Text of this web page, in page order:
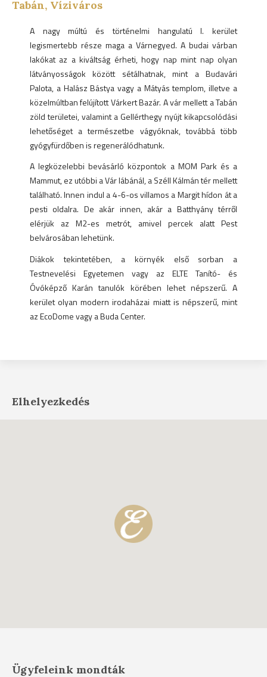
Tabán, Víziváros
A nagy múltú és történelmi hangulatú I. kerület
legismertebb része maga a Várnegyed. A budai várban
lakókat az a kiváltság érheti, hogy nap mint nap olyan
látványosságok között sétálhatnak, mint a Budavári
Palota, a Halász Bástya vagy a Mátyás templom, illetve a
közelmúltban felújított Várkert Bazár. A vár mellett a Tabán
zöld területei, valamint a Gellérthegy nyújt kikapcsolódási
lehetőséget a természetbe vágyóknak, továbbá több
gyógyfürdőben is regenerálódhatunk.
A legközelebbi bevásárló központok a MOM Park és a
Mammut, ez utóbbi a Vár lábánál, a Széll Kálmán tér mellett
található. Innen indul a 4-6-os villamos a Margit hídon át a
pesti oldalra. De akár innen, akár a Batthyány térről
elérjük az M2-es metrót, amivel percek alatt Pest
belvárosában lehetünk.
Diákok tekintetében, a környék első sorban a
Testnevelési Egyetemen vagy az ELTE Tanító- és
Óvóképző Karán tanulók körében lehet népszerű. A
kerület olyan modern irodaházai miatt is népszerű, mint
az EcoDome vagy a Buda Center.
Elhelyezkedés
Ügyfeleink mondták